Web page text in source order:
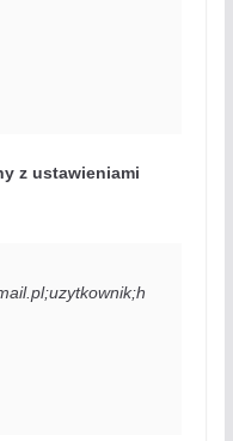
z ustawieniami
;uzytkownik;h